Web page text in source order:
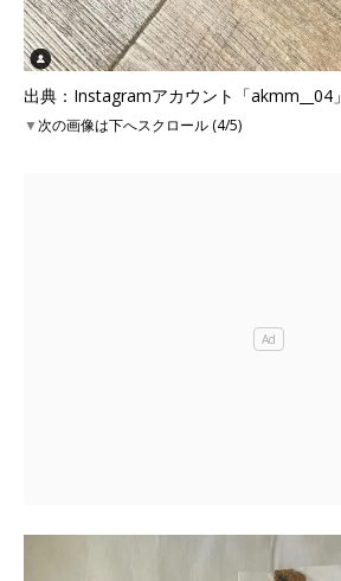
出典：Instagramアカウント「akmm__04」
▼次の画像は下へスクロール (4/5)